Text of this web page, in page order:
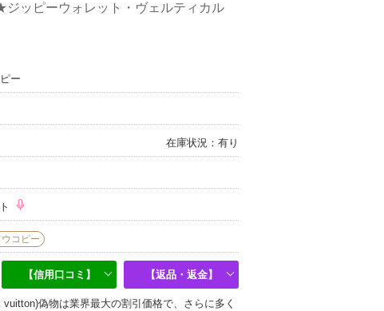
ッピーウォレット・ヴェルティカル
ー
在庫状況：有り
コピー
【信用口コミ】 【返品・返金】
偽物は業界最大の割引価格で、さらに多く